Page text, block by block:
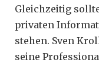
Gleichzeitig
privaten
stehen. Sven
seine